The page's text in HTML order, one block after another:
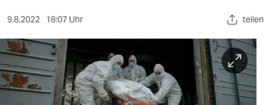
kultur
sport
berlin
nord
9.8.2022 18:07 Uhr teilen